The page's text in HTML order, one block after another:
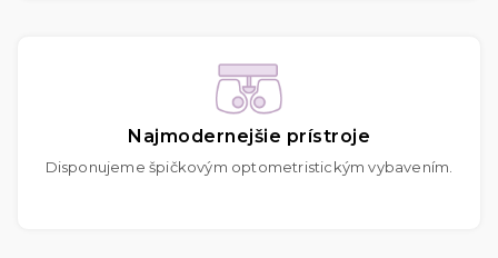
Najmodernejšie prístroje
Disponujeme špičkovým optometristickým vybavením.